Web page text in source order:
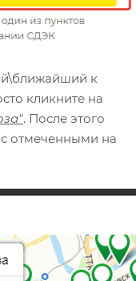
к
кликните на
. После этого
отмеченными на